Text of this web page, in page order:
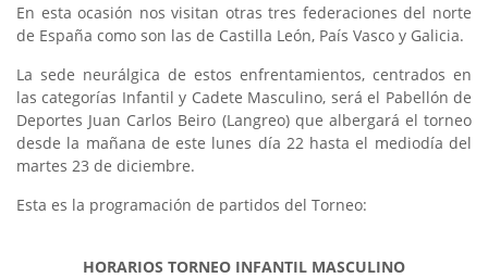
En esta ocasión nos visitan otras tres federaciones del norte
de España como son las de Castilla León, País Vasco y Galicia.
La sede neurálgica de estos enfrentamientos, centrados en
las categorías Infantil y Cadete Masculino, será el Pabellón de
Deportes Juan Carlos Beiro (Langreo) que albergará el torneo
desde la mañana de este lunes día 22 hasta el mediodía del
martes 23 de diciembre.
Esta es la programación de partidos del Torneo:
HORARIOS TORNEO INFANTIL MASCULINO